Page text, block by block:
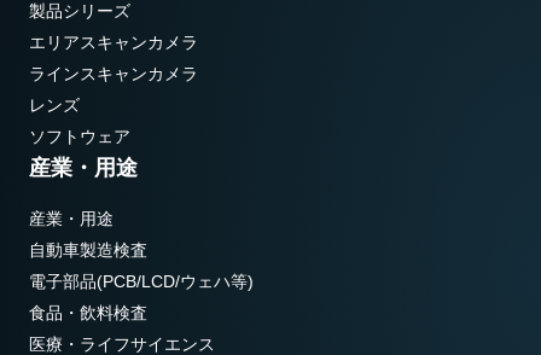
製品シリーズ
エリアスキャンカメラ
ラインスキャンカメラ
レンズ
ソフトウェア
産業・用途
産業・用途
自動車製造検査
電子部品(PCB/LCD/ウェハ等)
食品・飲料検査
医療・ライフサイエンス